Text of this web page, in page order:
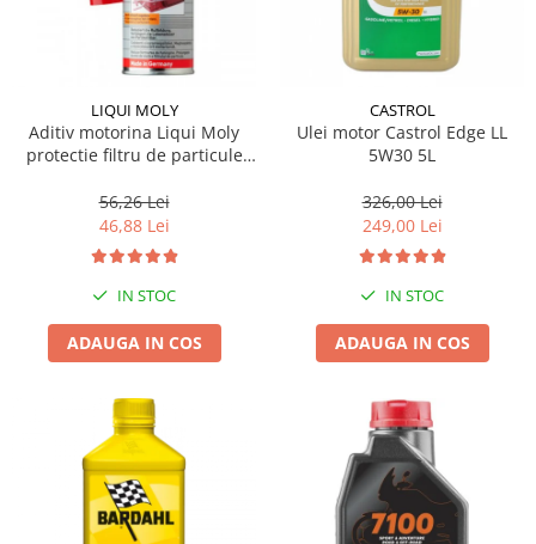
LIQUI MOLY
Aditiv motorina Liqui Moly
protectie filtru de particule
56,26 Lei
46,88 Lei
IN STOC
ADAUGA IN COS
CASTROL
Ulei motor Castrol Edge LL
5W30 5L
326,00 Lei
249,00 Lei
IN STOC
ADAUGA IN COS